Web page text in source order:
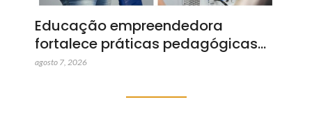
Educação empreendedora
fortalece práticas pedagógicas…
agosto 7, 2026